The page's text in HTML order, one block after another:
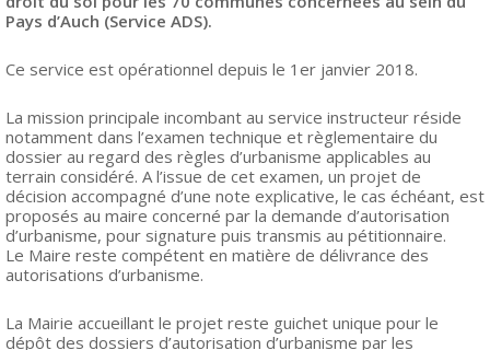
Pays d’Auch (Service ADS).
Ce service est opérationnel depuis le 1er janvier 2018.
La mission principale incombant au service instructeur réside
notamment dans l’examen technique et règlementaire du
dossier au regard des règles d’urbanisme applicables au
terrain considéré. A l’issue de cet examen, un projet de
décision accompagné d’une note explicative, le cas échéant, est
proposés au maire concerné par la demande d’autorisation
d’urbanisme, pour signature puis transmis au pétitionnaire.
Le Maire reste compétent en matière de délivrance des
autorisations d’urbanisme.
La Mairie accueillant le projet reste guichet unique pour le
dépôt des dossiers d’autorisation d’urbanisme par les